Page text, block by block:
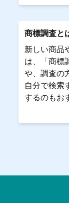
商標調査と
新しい商品
は、「商標
や、調査の
自分で検索
するのもお